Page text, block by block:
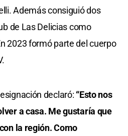
Además consiguió dos
de Las Delicias como
2023 formó parte del cuerpo
declaró: “Esto nos
a casa. Me gustaría que
la región. Como